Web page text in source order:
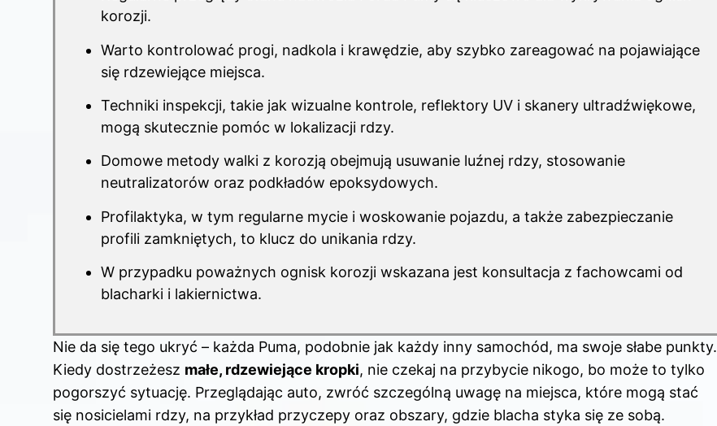
korozji.
Warto kontrolować progi, nadkola i krawędzie, aby szybko zareagować na pojawiające
się rdzewiejące miejsca.
Techniki inspekcji, takie jak wizualne kontrole, reflektory UV i skanery ultradźwiękowe,
mogą skutecznie pomóc w lokalizacji rdzy.
Domowe metody walki z korozją obejmują usuwanie luźnej rdzy, stosowanie
neutralizatorów oraz podkładów epoksydowych.
Profilaktyka, w tym regularne mycie i woskowanie pojazdu, a także zabezpieczanie
profili zamkniętych, to klucz do unikania rdzy.
W przypadku poważnych ognisk korozji wskazana jest konsultacja z fachowcami od
blacharki i lakiernictwa.
Nie da się tego ukryć – każda Puma, podobnie jak każdy inny samochód, ma swoje słabe punkty.
Kiedy dostrzeżesz małe, rdzewiejące kropki, nie czekaj na przybycie nikogo, bo może to tylko
pogorszyć sytuację. Przeglądając auto, zwróć szczególną uwagę na miejsca, które mogą stać
się nosicielami rdzy, na przykład przyczepy oraz obszary, gdzie blacha styka się ze sobą.